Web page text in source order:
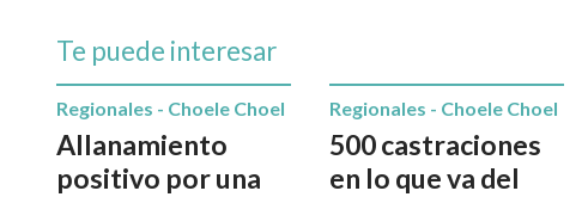
Te puede interesar
Allanamiento
positivo por una
Regionales - Choele Choel
500 castraciones
en lo que va del
Regionales - Choele Choel